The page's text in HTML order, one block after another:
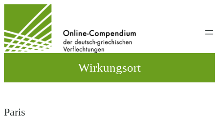
wechseln
Wirkungsort
Paris